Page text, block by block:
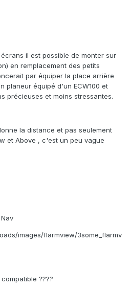
il est possible de monter sur
en remplacement des petits
par équiper la place arrière
planeur équipé d'un ECW100 et
précieuses et moins stressantes.
la distance et pas seulement
et Above , c'est un peu vague
images/flarmview/3some_flarmv
????